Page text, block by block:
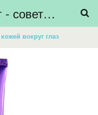
Свадебный блог - советы невестам, подготовка к свадьбе - HiBride
вокруг глаз